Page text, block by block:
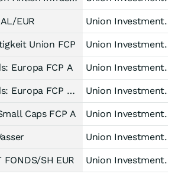
EUR Union Investment Lux
Union FCP Union Investment Lux
Europa FCP A Union Investment Lux
UniDynamicFonds: Europa FCP net A Union Investment Lux
Caps FCP A Union Investment Lux
Union Investment Lux
FONDS/SH EUR Union Investment Lux